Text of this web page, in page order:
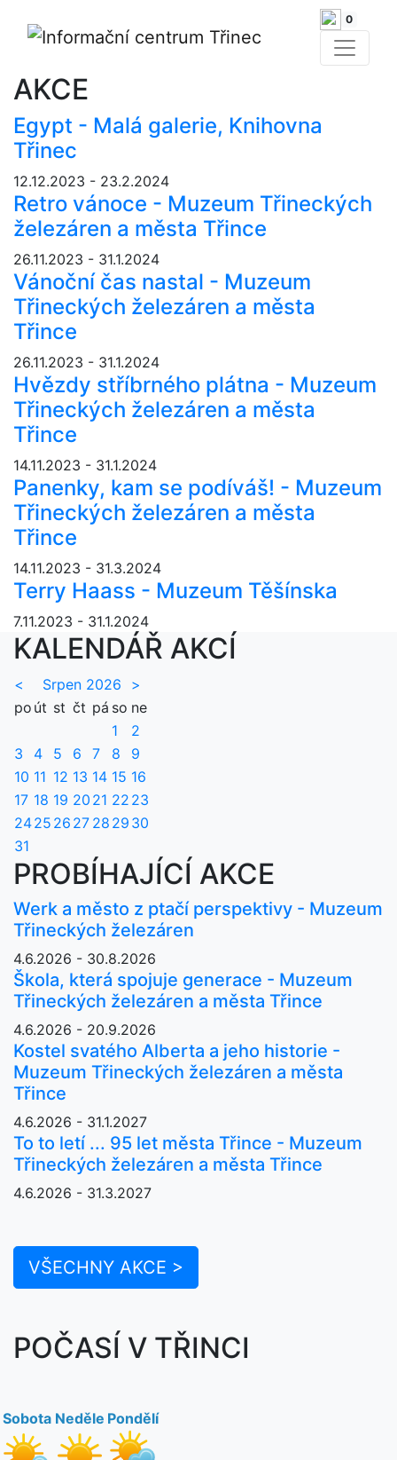
0
AKCE
Egypt - Malá galerie, Knihovna
Třinec
12.12.2023 - 23.2.2024
Retro vánoce - Muzeum Třineckých
železáren a města Třince
26.11.2023 - 31.1.2024
Vánoční čas nastal - Muzeum
Třineckých železáren a města
Třince
26.11.2023 - 31.1.2024
Hvězdy stříbrného plátna - Muzeum
Třineckých železáren a města
Třince
14.11.2023 - 31.1.2024
Panenky, kam se podíváš! - Muzeum
Třineckých železáren a města
Třince
14.11.2023 - 31.3.2024
Terry Haass - Muzeum Těšínska
7.11.2023 - 31.1.2024
KALENDÁŘ AKCÍ
< Srpen 2026
>
po út st čt pá so ne
1
2
3
4 5 6 7 8
9
10 11 12 13 14 15 16
17 18 19 20 21 22 23
2425 26 27 28 29 30
31
PROBÍHAJÍCÍ AKCE
Werk a město z ptačí perspektivy - Muzeum
Třineckých železáren
4.6.2026 - 30.8.2026
Škola, která spojuje generace - Muzeum
Třineckých železáren a města Třince
4.6.2026 - 20.9.2026
Kostel svatého Alberta a jeho historie -
Muzeum Třineckých železáren a města
Třince
4.6.2026 - 31.1.2027
To to letí ... 95 let města Třince - Muzeum
Třineckých železáren a města Třince
4.6.2026 - 31.3.2027
VŠECHNY AKCE >
POČASÍ V TŘINCI
Sobota Neděle Pondělí